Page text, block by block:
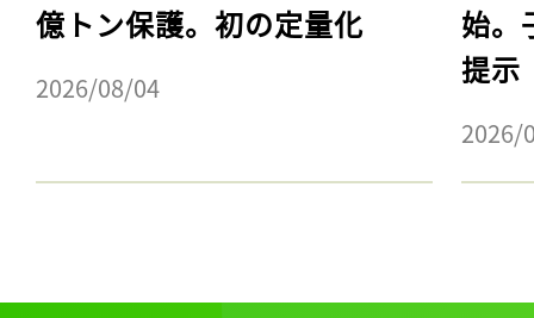
億トン保護。初の定量化
2026/08/04
始。
提示
2026/